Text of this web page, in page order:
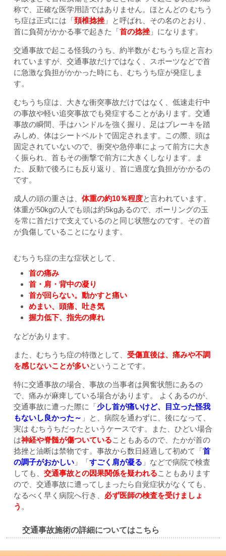
称で、正確な医学用語ではありません。ほとんどの むちう
ち症は正式には「頚椎捻挫 」と呼ばれ、その名のとおり、
首に負荷がかかる事で起きた「首の捻挫 」になります。
交通事故で起こる怪我のうち、約半数が むちうち症と言わ
れていますが、交通事故だけではなく、スポーツなどで首
に急激な負担がかかった時にも、むちうち症が発症しま
す。
むちうち症は、大きな衝突事故だけではなく、低速走行中
の事故や軽い追突事故でも発症することがあります。交通
事故の瞬間、手はハンドルを強く握り、足はブレーキを踏
みしめ、体はシートベルトで固定されます。この際、頭は
固定されていないので、衝突や急停車によって前方に大き
く振られ、首もその衝撃で前方に大きくしなります。ま
た、反動で後ろにも反り返り、首に過度な負担がかかるの
です。
成人の頭の重さは、 体重の約10％程度と言われています。
体重が50kgの人でも頭は約5kgあるので、ボーリングの玉
を常に首だけで支えているのと同じ状態なのです。その首
が負傷していることになります。
むちうち症の主な症状として、
首の痛み
首・肩・背中の凝り
首が回らない。動かすと痛い
めまい、頭痛、吐き気
握力低下、指先の痺れ
などがあります。
また、むちうち症の特徴として、 受傷直後は、痛みや不調
を感じないことが多いということです。
特に交通事故の場合、事故の当事者は興奮状態にあるの
で、痛みが麻痺している場合があります。 よくあるのが、
交通事故に遭った際に「少し首が痛いけど、目立った怪我
もないし良かった～ 」と、病院を通わずに、後になって、
実は むちうちだったというケースです。また、ひどい場合
は神経や脊髄が傷ついていることもあるので、たかが首の
捻挫と油断は禁物です。事故から数日経過して初めて「首
の調子がおかしい 」「すごく肩が凝る 」などで病院で検査
しても、 交通事故との因果関係を疑われることもあります
ので、交通事故に遭ってしまったら自覚症状がなくても、
なるべく早く病院へ行き、 必ず医師の検査を受けましょ
う 。
交通事故施術の詳細についてはこちら